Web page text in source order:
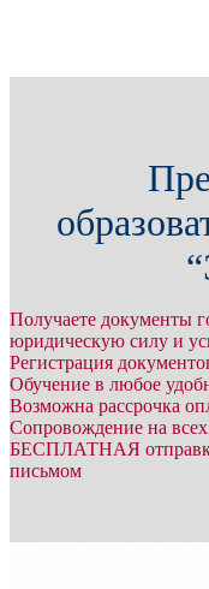
Получаете документы
юридическую силу и
Регистрация
Обучение в любое
Возможна рассрочка
Сопровождение на всех
БЕСПЛАТНАЯ
письмом